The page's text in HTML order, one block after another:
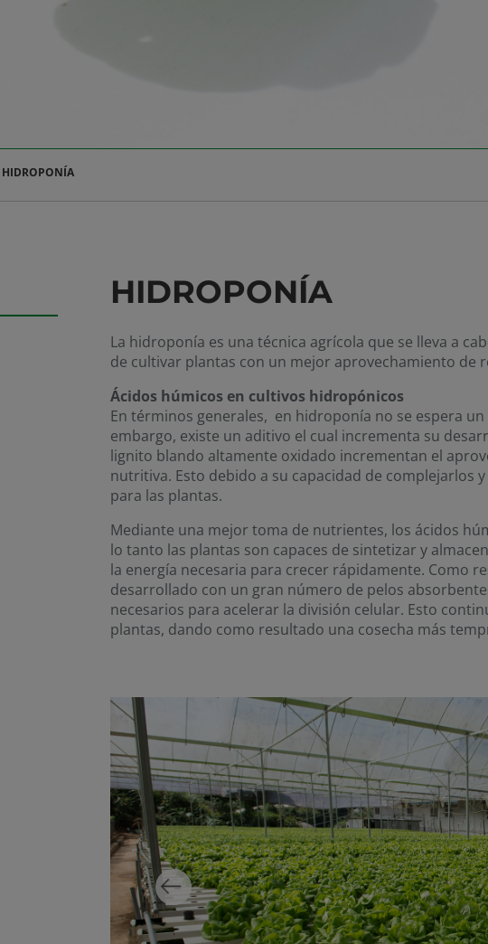
HIDROPONÍA
HIDROPONÍA
La hidroponía es una técnica agrícola que se lleva a
de cultivar plantas con un mejor aprovechamiento
Ácidos húmicos en cultivos hidropónicos
En términos generales, en hidroponía no se espera
embargo, existe un aditivo el cual incrementa su
lignito blando altamente oxidado incrementan el
nutritiva. Esto debido a su capacidad de complejarlos
para las plantas.
Mediante una mejor toma de nutrientes, los ácidos
lo tanto las plantas son capaces de sintetizar y
la energía necesaria para crecer rápidamente. Como
desarrollado con un gran número de pelos
necesarios para acelerar la división celular. Esto
plantas, dando como resultado una cosecha más